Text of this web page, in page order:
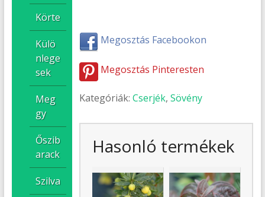
Megosztás Facebookon
Megosztás Pinteresten
Kategóriák:Cserjék,Sövény
Hasonló termékek
Körte
Külö
nlege
sek
Meg
gy
Őszib
arack
Szilva